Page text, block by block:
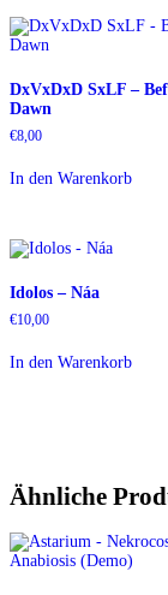
DxVxDxD SxLF –
Dawn
€8,00
In den Warenkorb
Idolos – Náa
€10,00
In den Warenkorb
Ähnliche